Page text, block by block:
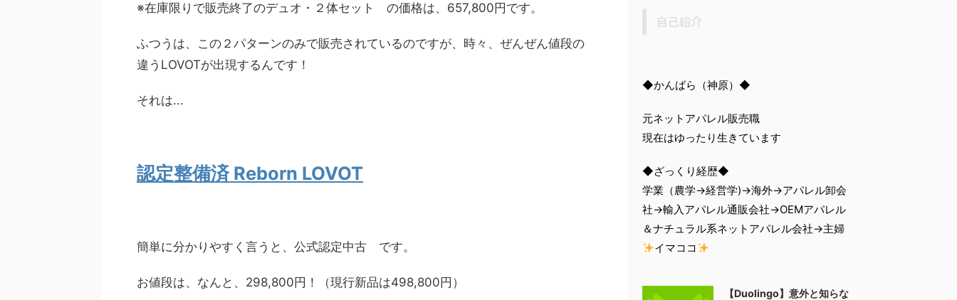
※在庫限りで販売終了のデュオ・２体セット の価格は、657,800円です。
ふつうは、この２パターンのみで販売されているのですが、時々、ぜんぜん値段の
違うLOVOTが出現するんです！
それは...
認定整備済 Reborn LOVOT
簡単に分かりやすく言うと、公式認定中古 です。
お値段は、なんと、298,800円！（現行新品は498,800円）
◆かんばら（神原）◆
元ネットアパレル販売職
現在はゆったり生きています
◆ざっくり経歴◆
学業（農学→経営学)→海外→アパレル卸会
社→輸入アパレル通販会社→OEMアパレル
＆ナチュラル系ネットアパレル会社→主婦
イマココ
【Duolingo】意外と知らな